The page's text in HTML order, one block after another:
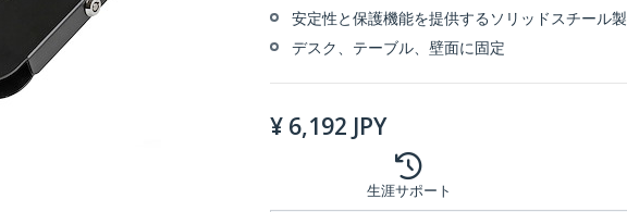
安定性と保護機能を提供するソリッドスチール製
デスク、テーブル、壁面に固定
¥ 6,192 JPY
生涯サポート